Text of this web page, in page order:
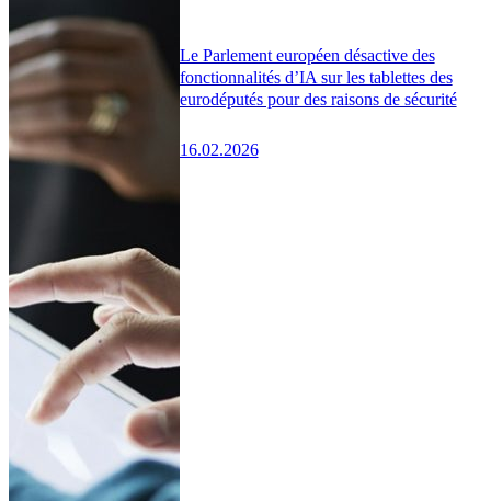
Le Parlement européen désactive des
fonctionnalités d’IA sur les tablettes des
eurodéputés pour des raisons de sécurité
16.02.2026